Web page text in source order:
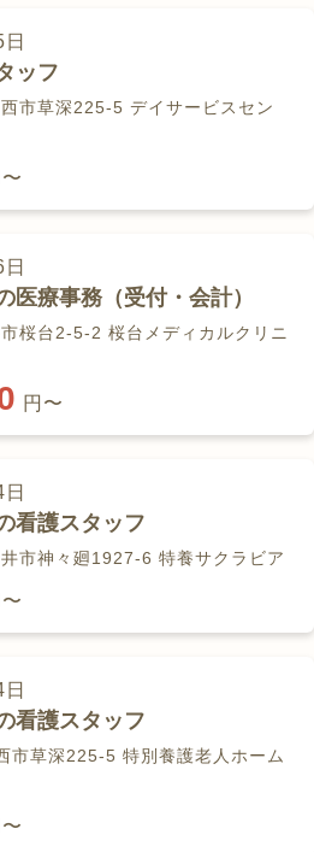
ッフ
市草深225-5 デイサービスセン
医療事務（受付・会計）
桜台2-5-2 桜台メディカルクリニ
円〜
看護スタッフ
市神々廻1927-6 特養サクラビア
看護スタッフ
市草深225-5 特別養護老人ホーム